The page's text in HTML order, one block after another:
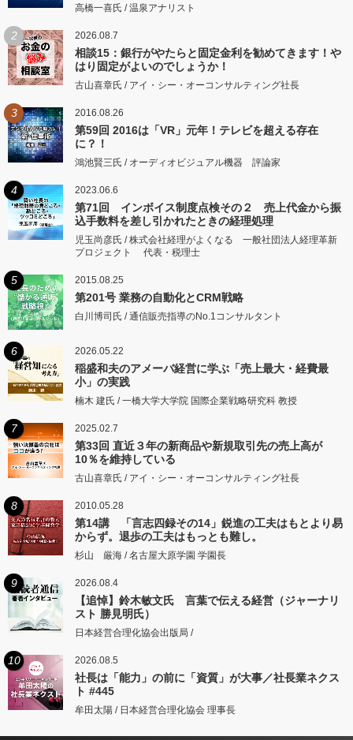
高橋一喜氏 / 温泉アナリスト
2 2026.08.7
相談15：銀行がやたらと固定金利を勧めてきます！や
はり固定がよいのでしょうか！
古山喜章氏 / アイ・シー・オーコンサルティング社長
3 2016.08.26
第59回 2016は「VR」元年！テレビを超える存在
に？！
鴻池賢三氏 / オーディオビジュアル機器 評論家
4 2023.06.6
第71回 インボイス制度点検その２ 売上代金から振
込手数料を差し引かれたときの経理処理
児玉尚彦氏 / 株式会社経理がよくなる 一般社団法人経理革新
プロジェクト 代表・税理士
5 2015.08.25
第201号 業務の自動化とCRM戦略
白川博司氏 / 通信販売指導のNo.1コンサルタント
6 2026.05.22
稲盛和夫のアメーバ経営に学ぶ「売上最大・経費最
小」の実践
楠木 建氏 / 一橋大学大学院 国際企業戦略研究科 教授
7 2025.02.7
第33回 直近３年の新商品や新規取引先の売上高が
10％を維持している
古山喜章氏 / アイ・シー・オーコンサルティング社長
8 2010.05.28
第14講 「言志四録その14」鋭進の工夫はもとより易
からず。退歩の工夫はもっとも難し。
杉山 厳海 / 名古屋大原学園 学園長
9 2026.08.4
【追悼】鈴木敏文氏 言葉で伝える経営（ジャーナリ
スト 勝見明氏）
日本経営合理化協会出版局 /
10 2026.08.5
社長は「能力」の前に「資質」が大事／社長業ネクス
ト #445
牟田太陽 / 日本経営合理化協会 理事長